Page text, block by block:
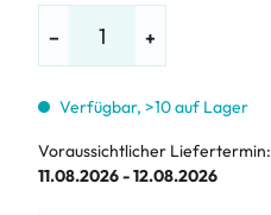
− +
Verfügbar, >10 auf Lager
Voraussichtlicher Liefertermin:
11.08.2026 - 12.08.2026